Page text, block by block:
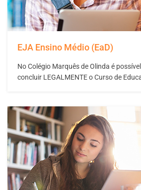
EJA Ensino Médio (EaD)
No Colégio Marquês de Olinda é possível
concluir LEGALMENTE o Curso de
A conclusão desta etapa da educação é
condição indispensável para conseguir
um curso técnico entrar numa faculdade
acompanhar…